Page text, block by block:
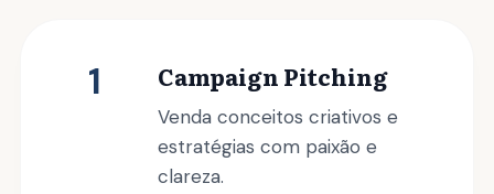
1 Campaign Pitching
Venda conceitos criativos e
estratégias com paixão e
clareza.